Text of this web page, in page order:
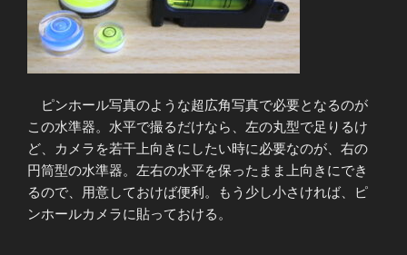
ピンホール写真のような超広角写真で必要となるのが
この水準器。水平で撮るだけなら、左の丸型で足りるけ
ど、カメラを若干上向きにしたい時に必要なのが、右の
円筒型の水準器。左右の水平を保ったまま上向きにでき
るので、用意しておけば便利。もう少し小さければ、ピ
ンホールカメラに貼っておける。